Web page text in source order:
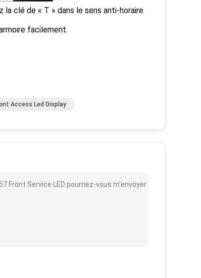
la clé de « T » dans le sens anti-horaire
facilement.
Access Led Display
Front Service LED pourriez-vous m'envoyer